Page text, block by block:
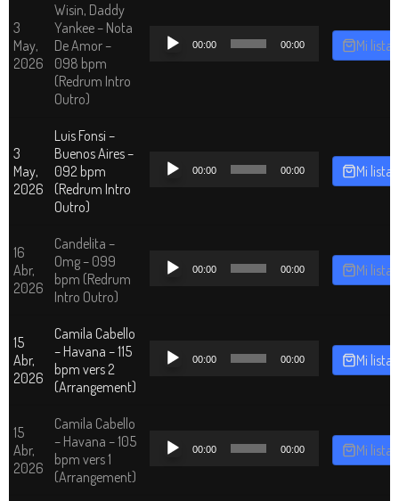
3
May,
2026
Wisin, Daddy
Yankee – Nota
De Amor –
098 bpm
(Redrum Intro
Outro)
Reproductor
00:00 00:00 Mi lista
3
May,
2026
Luis Fonsi –
Buenos Aires –
092 bpm
(Redrum Intro
Outro)
Reproductor
00:00 00:00 Mi lista
16
Abr,
2026
Candelita –
Omg – 099
bpm (Redrum
Intro Outro)
Reproductor
00:00 00:00 Mi lista
15
Abr,
2026
Camila Cabello
– Havana – 115
bpm vers 2
(Arrangement)
Reproductor
00:00 00:00 Mi lista
15
Abr,
2026
Camila Cabello
– Havana – 105
bpm vers 1
(Arrangement)
Reproductor
00:00 00:00 Mi lista